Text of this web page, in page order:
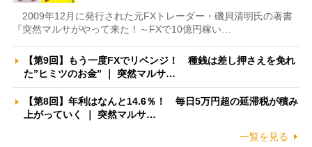
2009年12月に発行された元FXトレーダー・磯貝清明氏の著書
『突然マルサがやって来た！～FXで10億円稼い…
【第9回】もう一度FXでリベンジ！ 種銭は差し押さえを免れ
た”ヒミツのお金” ｜ 突然マルサ…
【第8回】年利はなんと14.6％！ 毎日5万円超の延滞税が積み
上がっていく ｜ 突然マルサ…
一覧を見る